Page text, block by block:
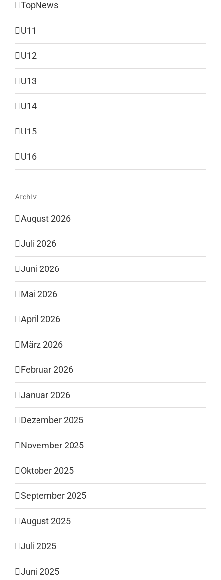
TopNews
U11
U12
U13
U14
U15
U16
Archiv
August 2026
Juli 2026
Juni 2026
Mai 2026
April 2026
März 2026
Februar 2026
Januar 2026
Dezember 2025
November 2025
Oktober 2025
September 2025
August 2025
Juli 2025
Juni 2025